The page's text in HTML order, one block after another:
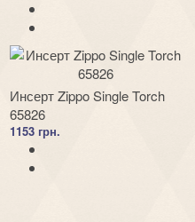
Инсерт Zippo Single Torch
65826
1153 грн.